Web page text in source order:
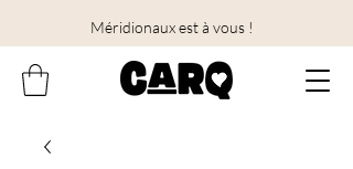
Méridionaux est à vous !